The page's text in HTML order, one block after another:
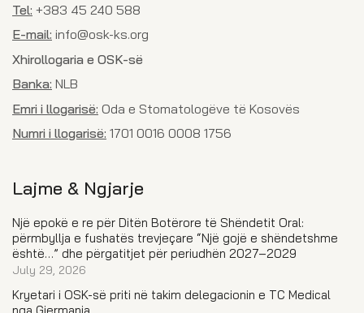
Tel: +383 45 240 588
E-mail: info@osk-ks.org
Xhirollogaria e OSK-së
Banka: NLB
Emri i llogarisë: Oda e Stomatologëve të Kosovës
Numri i llogarisë: 1701 0016 0008 1756
Lajme & Ngjarje
Një epokë e re për Ditën Botërore të Shëndetit Oral:
përmbyllja e fushatës trevjeçare “Një gojë e shëndetshme
është…” dhe përgatitjet për periudhën 2027–2029
July 29, 2026
Kryetari i OSK-së priti në takim delegacionin e TC Medical
nga Gjermania